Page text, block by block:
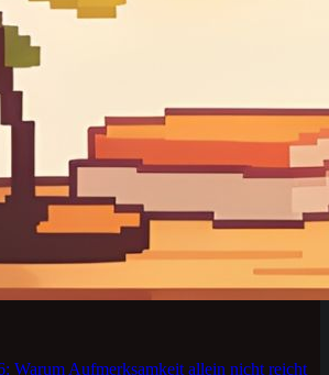
Warum Aufmerksamkeit allein nicht reicht